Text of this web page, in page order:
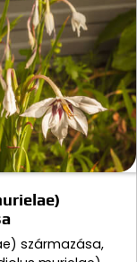
származása,